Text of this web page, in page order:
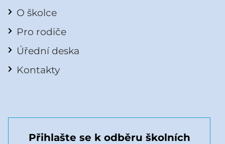
O školce
Pro rodiče
Úřední deska
Kontakty
Přihlašte se k odběru školních